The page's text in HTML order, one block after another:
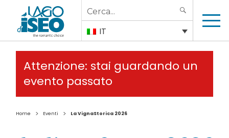
Search
for:
IT
Attenzione: stai guardando un
evento passato
Home > Eventi > La VignaStorica 2026